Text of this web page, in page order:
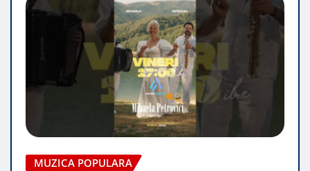
MUZICA POPULARA